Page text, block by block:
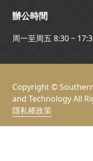
辦公時間
周一至周五 8:30 ~
Copyright ©
and Technology All
隱私權政策